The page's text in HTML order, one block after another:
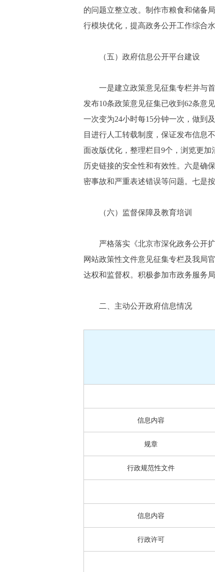
的问题立整立改。制作市粮食和储备
行模块优化，提高政务公开工作综合水
（五）政府信息公开平台建设
一是建立政策意见征集专栏并与
发布10条政策意见征集已收到62条意
一次变为24小时每15分钟一次，做到
目进行人工转载制度，保证发布信息
面改版优化，整理栏目9个，浏览更
历史链接的安全性和有效性。六是确
密事故和严重表述错误等问题。七是
（六）监督保障及教育培训
严格落实《北京市深化政务公开
网站政策性文件意见征集专栏及我局
达权和监督权。积极参加市政务服务
二、主动公开政府信息情况
信息内容
规章
行政规范性文件
信息内容
行政许可